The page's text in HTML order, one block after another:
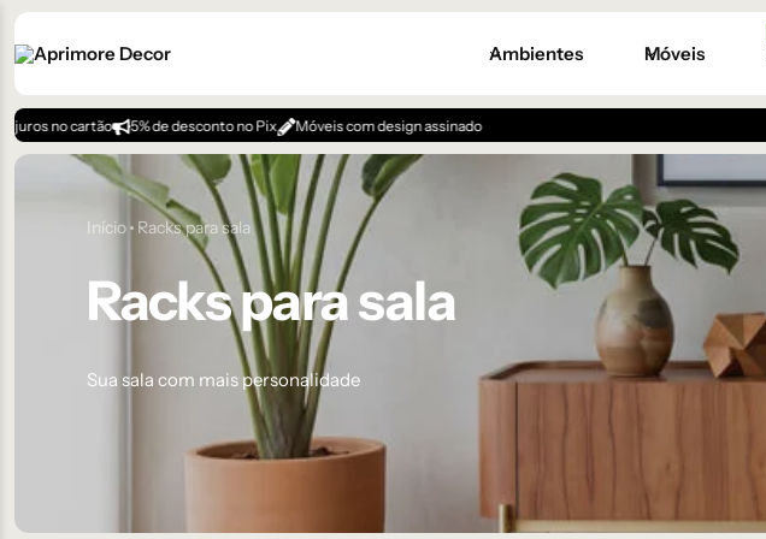
Ambientes Móveis
5% de desconto no Pix Móveis com design assinado
Início Racks para sala
Racks para sala
Sua sala com mais personalidade